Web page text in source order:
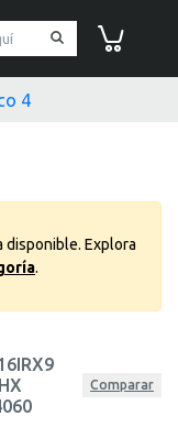
disponible. Explora
.
Comparar